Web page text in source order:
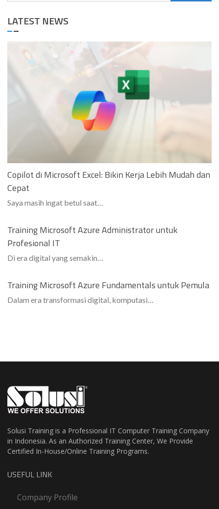
LATEST NEWS
Copilot di Microsoft Excel: Bikin Kerja Lebih Mudah dan
Cepat
Saya masih ingat betul saat…
Training Microsoft Azure Administrator untuk
Profesional IT
Di era digital yang semakin…
Training Microsoft Azure Fundamentals untuk Pemula
Dalam era transformasi digital, komputasi…
Solusi Training is a Professional IT Computer Training Company
in Indonesia. As an Authorized Training Center, We Provide
Certified In-House/Online Training Programs.
USEFUL LINK
Company Profile